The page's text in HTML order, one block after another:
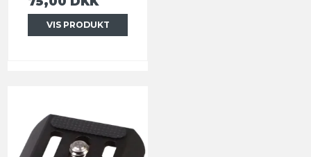
VIS PRODUKT